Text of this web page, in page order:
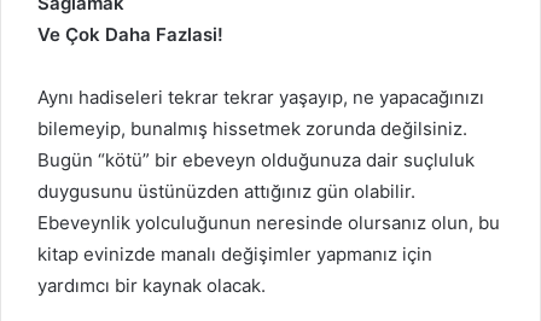
Ve Çok Daha Fazlasi!
Aynı hadiseleri tekrar tekrar yaşayıp, ne yapacağınızı
bilemeyip, bunalmış hissetmek zorunda değilsiniz.
Bugün “kötü” bir ebeveyn olduğunuza dair suçluluk
duygusunu üstünüzden attığınız gün olabilir.
Ebeveynlik yolculuğunun neresinde olursanız olun, bu
kitap evinizde manalı değişimler yapmanız için
yardımcı bir kaynak olacak.